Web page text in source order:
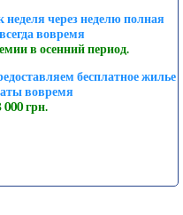
через неделю полная
вовремя
в осенний период.
бесплатное жилье
вовремя
грн.